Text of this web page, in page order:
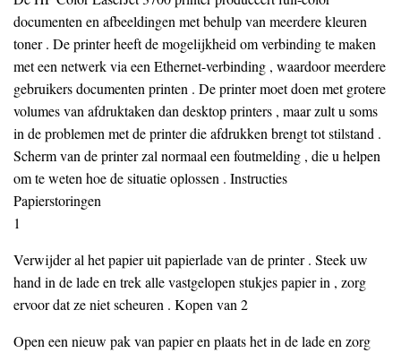
documenten en afbeeldingen met behulp van meerdere kleuren
toner . De printer heeft de mogelijkheid om verbinding te maken
met een netwerk via een Ethernet-verbinding , waardoor meerdere
gebruikers documenten printen . De printer moet doen met grotere
volumes van afdruktaken dan desktop printers , maar zult u soms
in de problemen met de printer die afdrukken brengt tot stilstand .
Scherm van de printer zal normaal een foutmelding , die u helpen
om te weten hoe de situatie oplossen . Instructies
Papierstoringen
1
Verwijder al het papier uit papierlade van de printer . Steek uw
hand in de lade en trek alle vastgelopen stukjes papier in , zorg
ervoor dat ze niet scheuren . Kopen van 2
Open een nieuw pak van papier en plaats het in de lade en zorg